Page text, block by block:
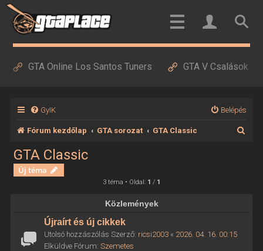
GTA Online Los Santos Tuners GTA V Csalások
GyIK Belépés
Fórum kezdőlap GTA sorozat GTA Classic
GTA Classic
Új téma
3 téma • Oldal: 1 / 1
Közlemények
Újraírt és új cikkek
Utolsó hozzászólás Szerző: ricsi2003« 2026. 04. 16. 00:15
Elküldve Fórum: Szemetes